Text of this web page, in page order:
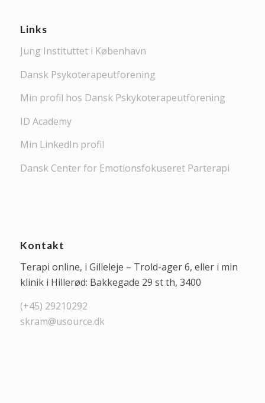
Links
Jung Instituttet i København
Dansk Psykoterapeutforening
Min profil hos Dansk Pskykoterapeutforening
ID Academy
Min LinkedIn profil
Dansk Center for Emotionsfokuseret Parterapi
Kontakt
Terapi online, i Gilleleje – Trold-ager 6, eller i min
klinik i Hillerød: Bakkegade 29 st th, 3400
(+45) 29210292
skram@usource.dk